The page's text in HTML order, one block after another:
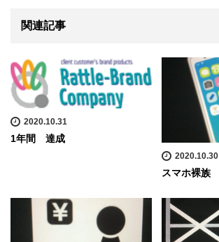
関連記事
2020.10.31
1年間 達成
2020.10.30
スマホ裸族